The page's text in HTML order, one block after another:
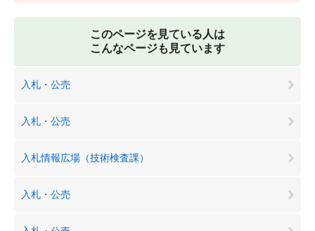
このページを見ている人は
こんなページも見ています
入札・公売
入札・公売
入札情報広場（技術検査課）
入札・公売